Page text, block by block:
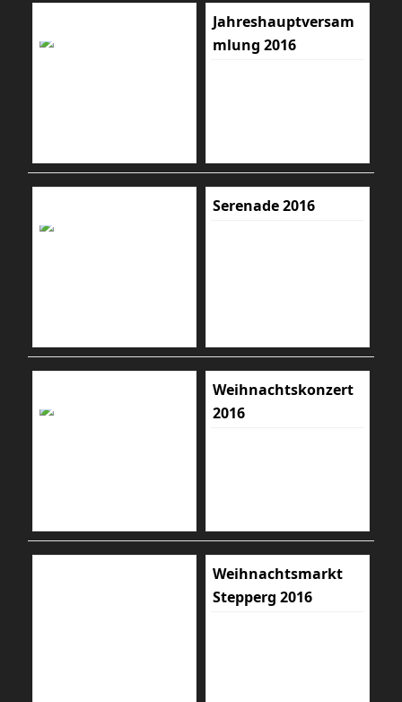
Jahreshauptversam
mlung 2016
Serenade 2016
Weihnachtskonzert
2016
Weihnachtsmarkt
Stepperg 2016